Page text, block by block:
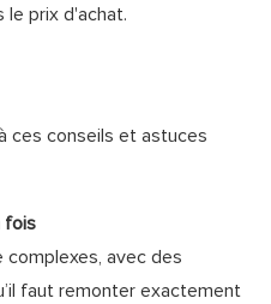
prix d'achat.
ces conseils et astuces
fois
avec des
faut remonter exactement